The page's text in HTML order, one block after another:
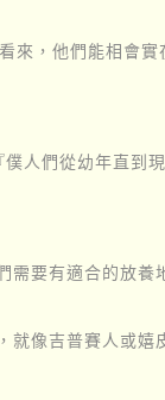
來，他們能相會
人們從幼年直到
要有適合的放養
像吉普賽人或嬉